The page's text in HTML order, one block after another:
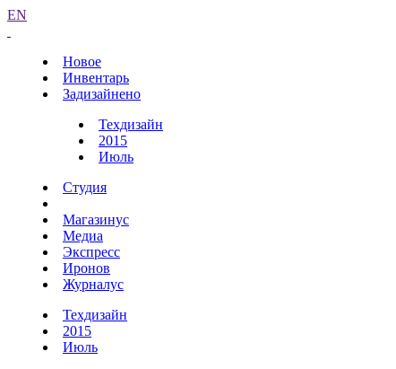
EN
Новое
Инвентарь
Задизайнено
Техдизайн
2015
Июль
Студия
Магазинус
Медиа
Экспресс
Иронов
Журналус
Техдизайн
2015
Июль